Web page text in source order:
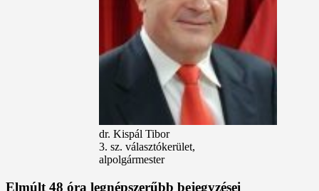
dr. Kispál Tibor
3. sz. választókerület,
alpolgármester
Elmúlt 48 óra legnépszerűbb bejegyzései